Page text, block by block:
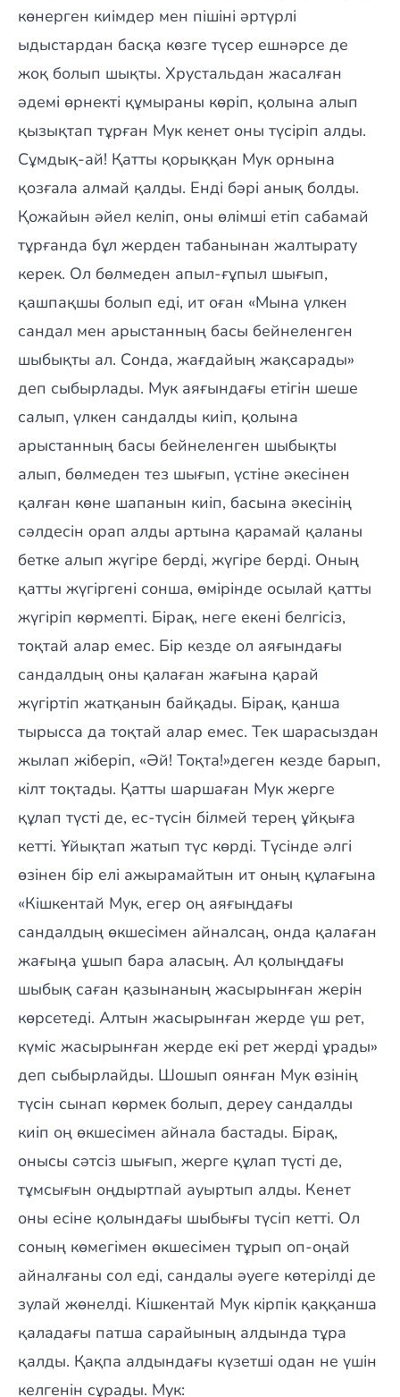
көнерген киімдер мен пішіні әртүрлі
ыдыстардан басқа көзге түсер ешнәрсе де
жоқ болып шықты. Хрустальдан жасалған
әдемі өрнекті құмыраны көріп, қолына алып
қызықтап тұрған Мук кенет оны түсіріп алды.
Сұмдық-ай! Қатты қорыққан Мук орнына
қозғала алмай қалды. Енді бәрі анық болды.
Қожайын әйел келіп, оны өлімші етіп сабамай
тұрғанда бұл жерден табанынан жалтырату
керек. Ол бөлмеден апыл-ғұпыл шығып,
қашпақшы болып еді, ит оған «Мына үлкен
сандал мен арыстанның басы бейнеленген
шыбықты ал. Сонда, жағдайың жақсарады»
деп сыбырлады. Мук аяғындағы етігін шеше
салып, үлкен сандалды киіп, қолына
арыстанның басы бейнеленген шыбықты
алып, бөлмеден тез шығып, үстіне әкесінен
қалған көне шапанын киіп, басына әкесінің
сәлдесін орап алды артына қарамай қаланы
бетке алып жүгіре берді, жүгіре берді. Оның
қатты жүгіргені сонша, өмірінде осылай қатты
жүгіріп көрмепті. Бірақ, неге екені белгісіз,
тоқтай алар емес. Бір кезде ол аяғындағы
сандалдың оны қалаған жағына қарай
жүгіртіп жатқанын байқады. Бірақ, қанша
тырысса да тоқтай алар емес. Тек шарасыздан
жылап жіберіп, «Әй! Тоқта!»деген кезде барып,
кілт тоқтады. Қатты шаршаған Мук жерге
құлап түсті де, ес-түсін білмей терең ұйқыға
кетті. Ұйықтап жатып түс көрді. Түсінде әлгі
өзінен бір елі ажырамайтын ит оның құлағына
«Кішкентай Мук, егер оң аяғыңдағы
сандалдың өкшесімен айналсаң, онда қалаған
жағыңа ұшып бара аласың. Ал қолыңдағы
шыбық саған қазынаның жасырынған жерін
көрсетеді. Алтын жасырынған жерде үш рет,
күміс жасырынған жерде екі рет жерді ұрады»
деп сыбырлайды. Шошып оянған Мук өзінің
түсін сынап көрмек болып, дереу сандалды
киіп оң өкшесімен айнала бастады. Бірақ,
онысы сәтсіз шығып, жерге құлап түсті де,
тұмсығын оңдыртпай ауыртып алды. Кенет
оны есіне қолындағы шыбығы түсіп кетті. Ол
соның көмегімен өкшесімен тұрып оп-оңай
айналғаны сол еді, сандалы әуеге көтерілді де
зулай жөнелді. Кішкентай Мук кірпік қаққанша
қаладағы патша сарайының алдында тұра
қалды. Қақпа алдындағы күзетші одан не үшін
келгенін сұрады. Мук: